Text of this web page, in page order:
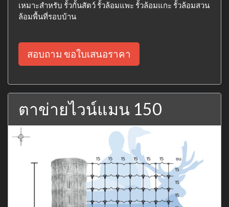
เหมาะสำหรับ รั้วกั้นสัตว์ รั้วล้อมแพะ รั้วล้อมแกะ รั้วล้อมสวน
ล้อมพื้นที่รอบบ้าน
สอบถาม ขอใบเสนอราคา
ตาข่ายไวน์แมน 150